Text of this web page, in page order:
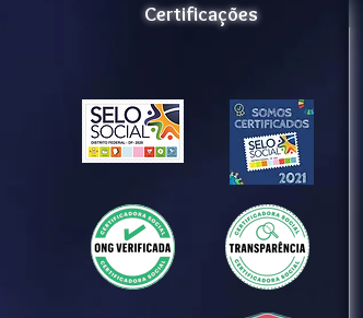
Certificações